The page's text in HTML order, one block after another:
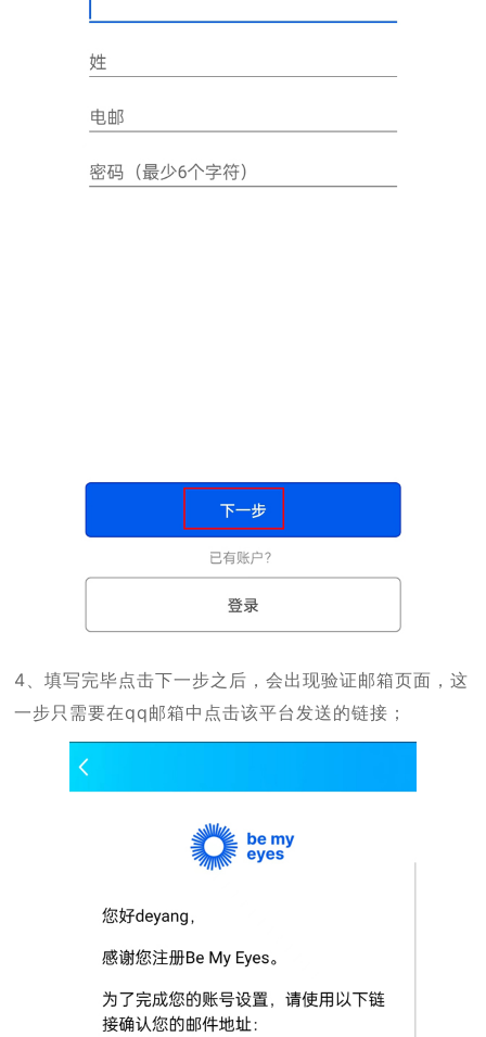
4、填写完毕点击下一步之后，会出现验证邮箱页面，这
一步只需要在qq邮箱中点击该平台发送的链接；